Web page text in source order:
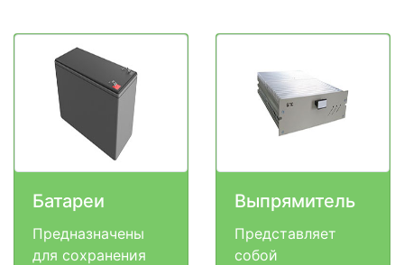
Батареи
Предназначены
для сохранения
Выпрямитель
Представляет
собой